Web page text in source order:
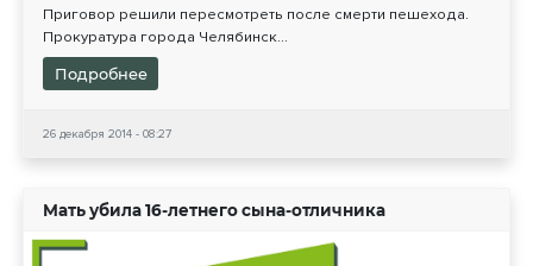
Приговор решили пересмотреть после смерти пешехода.
Прокуратура города Челябинск...
Подробнее
26 декабря 2014 - 08:27
Мать убила 16-летнего сына-отличника